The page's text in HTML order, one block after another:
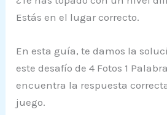
Estás en el lugar correcto.
En esta guía, te damos la
este desafío de 4 Fotos 1
encuentra la respuesta
juego.